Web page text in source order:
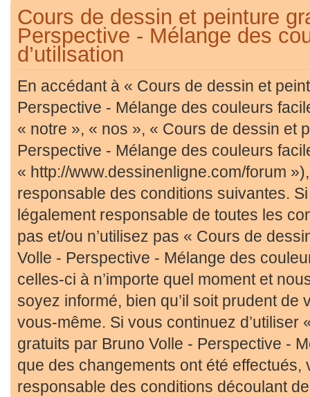
Cours de dessin et peinture
Perspective - Mélange des
d’utilisation
En accédant à « Cours de dessin et
Perspective - Mélange des couleurs
« notre », « nos », « Cours de dessin et
Perspective - Mélange des couleurs
« http://www.dessinenligne.com/forum
responsable des conditions suivantes. Si
légalement responsable de toutes les
pas et/ou n’utilisez pas « Cours de
Volle - Perspective - Mélange des
celles-ci à n’importe quel moment et
soyez informé, bien qu’il soit prudent
vous-même. Si vous continuez d’utiliser
gratuits par Bruno Volle - Perspective -
que des changements ont été effectués,
responsable des conditions découlant